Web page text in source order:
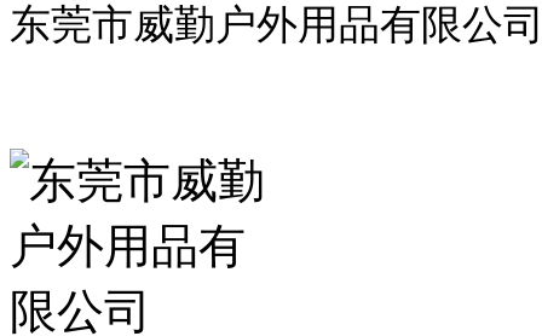
东莞市威勤户外用品有限公